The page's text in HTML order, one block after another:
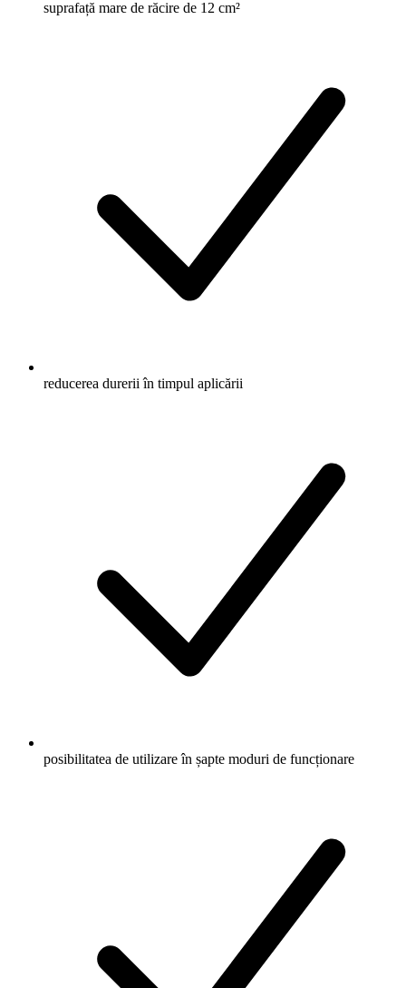
suprafață mare de răcire de 12 cm²
reducerea durerii în timpul aplicării
posibilitatea de utilizare în șapte moduri de funcționare